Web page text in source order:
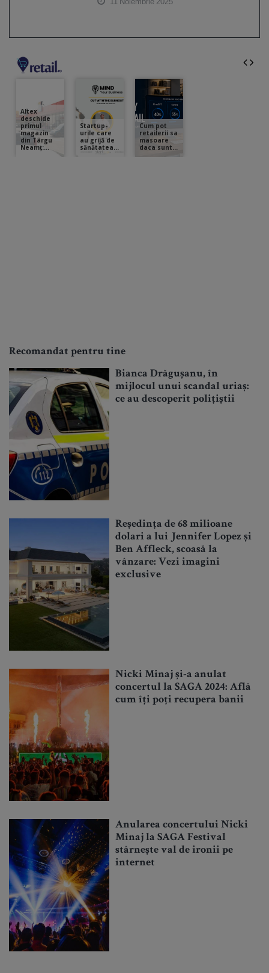
Recomandat pentru tine
Bianca Drăgușanu, în
mijlocul unui scandal uriaș:
ce au descoperit polițiștii
Reședința de 68 milioane
dolari a lui Jennifer Lopez și
Ben Affleck, scoasă la
vânzare: Vezi imagini
exclusive
Nicki Minaj și-a anulat
concertul la SAGA 2024: Află
cum îți poți recupera banii
Anularea concertului Nicki
Minaj la SAGA Festival
stârnește val de ironii pe
internet